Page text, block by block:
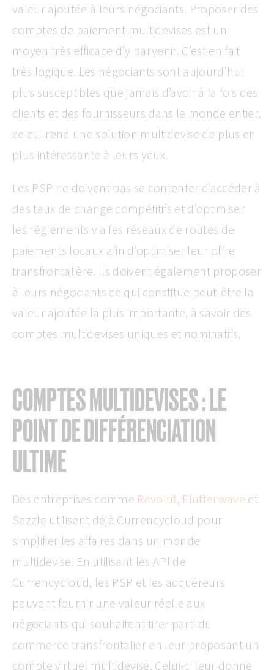
valeur ajoutée à leurs négociants. Proposer des
comptes de paiement multidevises est un
moyen très efficace d’y parvenir. C’est en fait
très logique. Les négociants sont aujourd’hui
plus susceptibles que jamais d’avoir à la fois des
clients et des fournisseurs dans le monde entier,
ce qui rend une solution multidevise de plus en
plus intéressante à leurs yeux.
Les PSP ne doivent pas se contenter d’accéder à
des taux de change compétitifs et d’optimiser
les règlements via les réseaux de routes de
paiements locaux afin d’optimiser leur offre
transfrontalière. Ils doivent également proposer
à leurs négociants ce qui constitue peut-être la
valeur ajoutée la plus importante, à savoir des
comptes multidevises uniques et nominatifs.
COMPTES MULTIDEVISES : LE
POINT DE DIFFÉRENCIATION
ULTIME
Des entreprises comme Revolut, Flutterwave et
Sezzle utilisent déjà Currencycloud pour
simplifier les affaires dans un monde
multidevise. En utilisant les API de
Currencycloud, les PSP et les acquéreurs
peuvent fournir une valeur réelle aux
négociants qui souhaitent tirer parti du
commerce transfrontalier en leur proposant un
compte virtuel multidevise. Celui-ci leur donne